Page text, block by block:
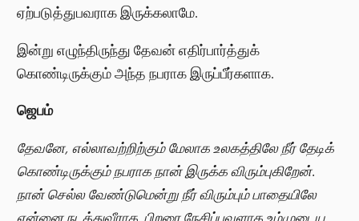
ஏற்படுத்துபவராக இருக்கலாமே.
இன்று எழுந்திருந்து தேவன் எதிர்பார்த்துக்
கொண்டிருக்கும் அந்த நபராக இருப்பீர்களாக.
ஜெபம்
தேவனே, எல்லாவற்றிற்கும் மேலாக உலகத்திலே நீர் தேடிக்
கொண்டிருக்கும் நபராக நான் இருக்க விரும்புகிறேன்.
நான் செல்ல வேண்டுமென்று நீர் விரும்பும் பாதையிலே